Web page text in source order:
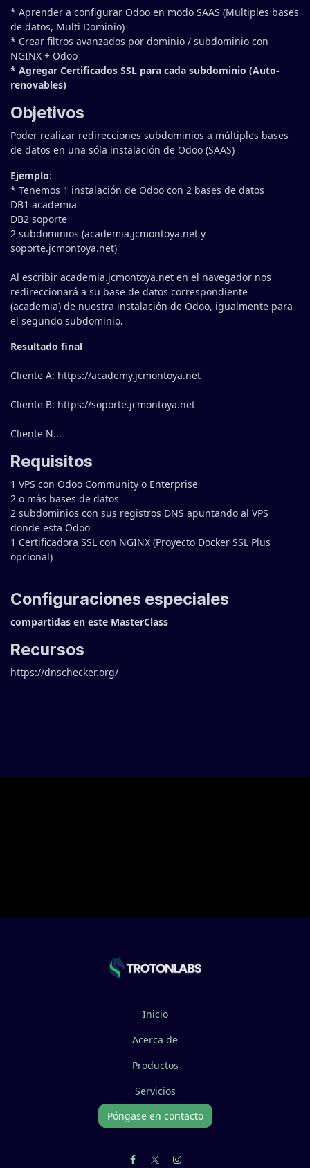
* Aprender a configurar Odoo en modo SAAS (Multiples bases
de datos, Multi Dominio)
* Crear filtros avanzados por dominio / subdominio con
NGINX + Odoo
* Agregar Certificados SSL para cada subdominio (Auto-
renovables)
Objetivos
Poder realizar redirecciones subdominios a múltiples bases
de datos en una sóla instalación de Odoo (SAAS)
Ejemplo:
* Tenemos 1 instalación de Odoo con 2 bases de datos
DB1 academia
DB2 soporte
2 subdominios (academia.jcmontoya.net y
soporte.jcmontoya.net)
Al escribir academia.jcmontoya.net en el navegador nos
redireccionará a su base de datos correspondiente
(academia) de nuestra instalación de Odoo, igualmente para
el segundo subdominio.
Resultado final
Cliente A: https://academy.jcmontoya.net
Cliente B: https://soporte.jcmontoya.net
Cliente N...
Requisitos
1 VPS con Odoo Community o Enterprise
2 o más bases de datos
2 subdominios con sus registros DNS apuntando al VPS
donde esta Odoo
1 Certificadora SSL con NGINX (Proyecto Docker SSL Plus
opcional)
Configuraciones especiales
compartidas en este MasterClass
Recursos
https://dnschecker.org/
Inicio
Acerca de
Productos
Servicios
Póngase en contacto